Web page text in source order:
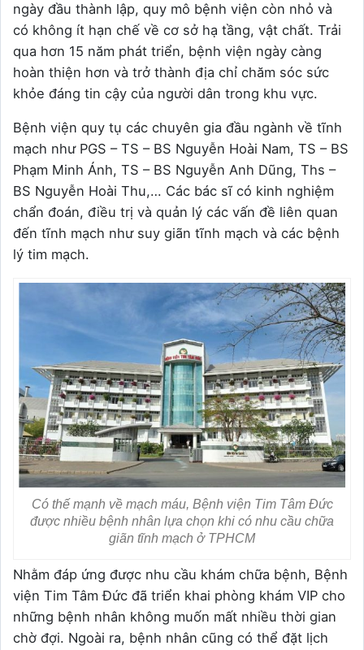
ngày đầu thành lập, quy mô bệnh viện còn nhỏ và
có không ít hạn chế về cơ sở hạ tầng, vật chất. Trải
qua hơn 15 năm phát triển, bệnh viện ngày càng
hoàn thiện hơn và trở thành địa chỉ chăm sóc sức
khỏe đáng tin cậy của người dân trong khu vực.
Bệnh viện quy tụ các chuyên gia đầu ngành về tĩnh
mạch như PGS – TS – BS Nguyễn Hoài Nam, TS – BS
Phạm Minh Ánh, TS – BS Nguyễn Anh Dũng, Ths –
BS Nguyễn Hoài Thu,… Các bác sĩ có kinh nghiệm
chẩn đoán, điều trị và quản lý các vấn đề liên quan
đến tĩnh mạch như suy giãn tĩnh mạch và các bệnh
lý tim mạch.
Có thế mạnh về mạch máu, Bệnh viện Tim Tâm Đức
được nhiều bệnh nhân lựa chọn khi có nhu cầu chữa
giãn tĩnh mạch ở TPHCM
Nhằm đáp ứng được nhu cầu khám chữa bệnh, Bệnh
viện Tim Tâm Đức đã triển khai phòng khám VIP cho
những bệnh nhân không muốn mất nhiều thời gian
chờ đợi. Ngoài ra, bệnh nhân cũng có thể đặt lịch